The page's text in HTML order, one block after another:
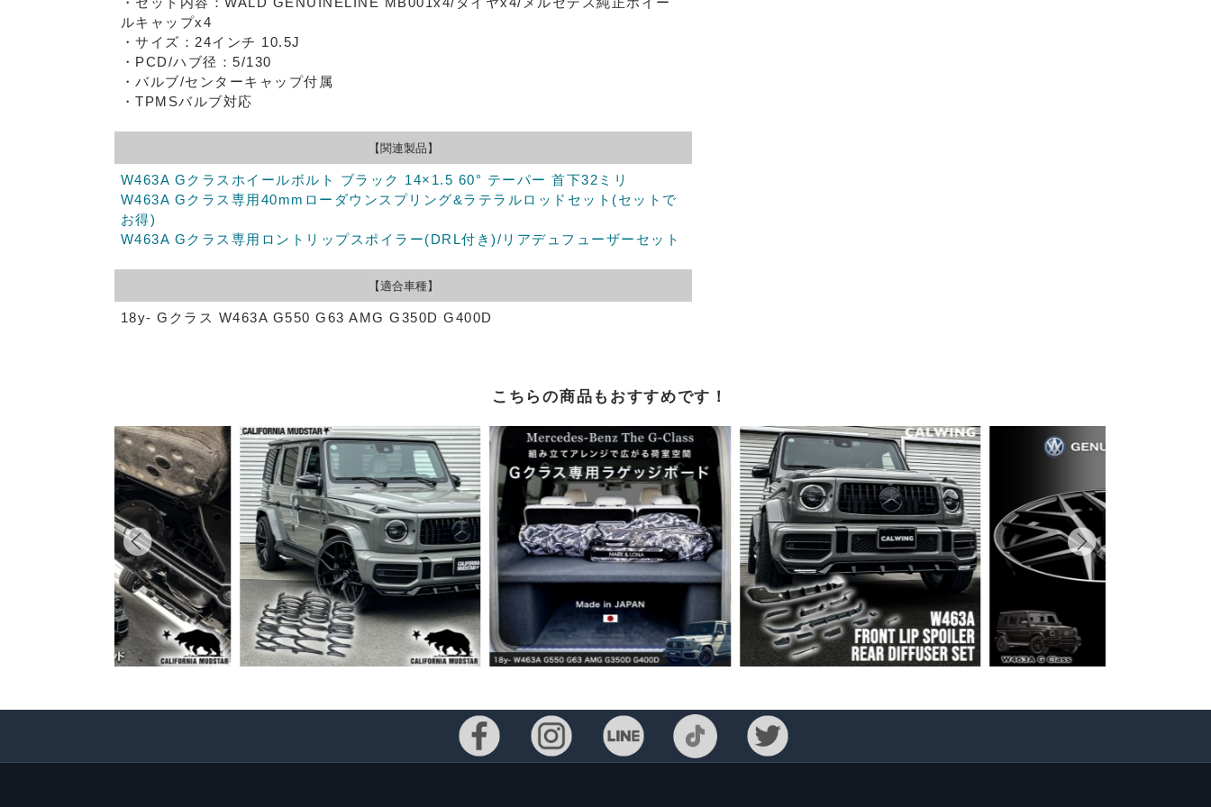
ルキャップx4
・サイズ：24インチ 10.5J
・PCD/ハブ径：5/130
・バルブ/センターキャップ付属
・TPMSバルブ対応
【関連製品】
W463A Gクラスホイールボルト ブラック 14×1.5 60° テーパー 首下32ミリ
W463A Gクラス専用40mmローダウンスプリング&ラテラルロッドセット(セットで
お得)
W463A Gクラス専用ロントリップスポイラー(DRL付き)/リアデュフューザーセット
【適合車種】
18y- Gクラス W463A G550 G63 AMG G350D G400D
こちらの商品もおすすめです！